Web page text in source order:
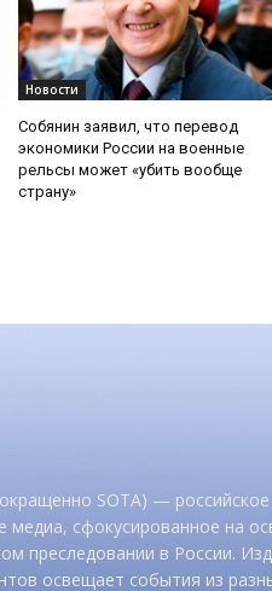
Новости
Собянин заявил, что перевод
экономики России на военные
рельсы может «убить вообще
страну»
SOTA) —
медиа, сфокусированное на
преследовании в России.
освещает события из